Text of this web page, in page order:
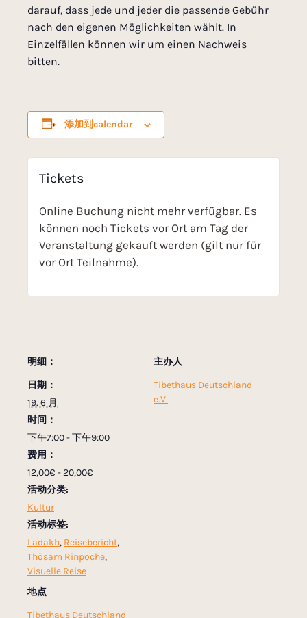
darauf, dass jede und jeder die passende Gebühr
nach den eigenen Möglichkeiten wählt. In
Einzelfällen können wir um einen Nachweis
bitten.
添加到calendar
明细：
日期：
19. 6 月
时间：
下午7:00 - 下午9:00
费用：
12,00€ - 20,00€
活动分类:
Kultur
活动标签:
Ladakh, Reisebericht,
Thösam Rinpoche,
Visuelle Reise
地点
Tibethaus Deutschland
主办人
Tibethaus Deutschland
e.V.
Tickets
Online Buchung nicht mehr verfügbar. Es
können noch Tickets vor Ort am Tag der
Veranstaltung gekauft werden (gilt nur für
vor Ort Teilnahme).